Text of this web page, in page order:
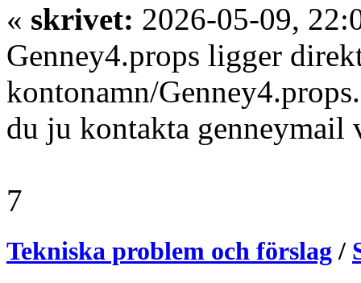
« skrivet: 2026-05-09,
Genney4.props ligger
kontonamn/
du ju kontakta genneymail
7
Tekniska problem och förslag /